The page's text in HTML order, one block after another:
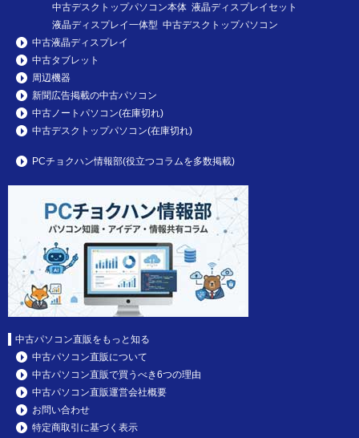
中古デスクトップパソコン本体 液晶ディスプレイセット
液晶ディスプレイ一体型 中古デスクトップパソコン
中古液晶ディスプレイ
中古タブレット
周辺機器
新聞広告掲載の中古パソコン
中古ノートパソコン(在庫切れ)
中古デスクトップパソコン(在庫切れ)
PCチョクハン情報部(役立つコラムを多数掲載)
中古パソコン直販をもっと知る
中古パソコン直販について
中古パソコン直販で買うべき6つの理由
中古パソコン直販運営会社概要
お問い合わせ
特定商取引に基づく表示